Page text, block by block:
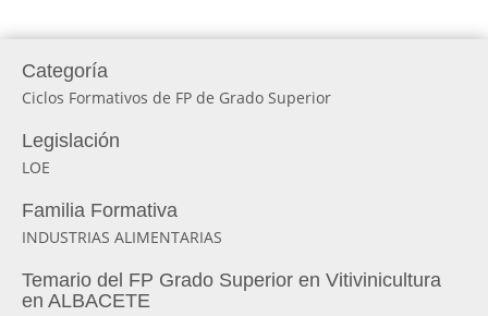
Categoría
Ciclos Formativos de FP de Grado Superior
Legislación
LOE
Familia Formativa
INDUSTRIAS ALIMENTARIAS
Temario del FP Grado Superior en Vitivinicultura
en ALBACETE